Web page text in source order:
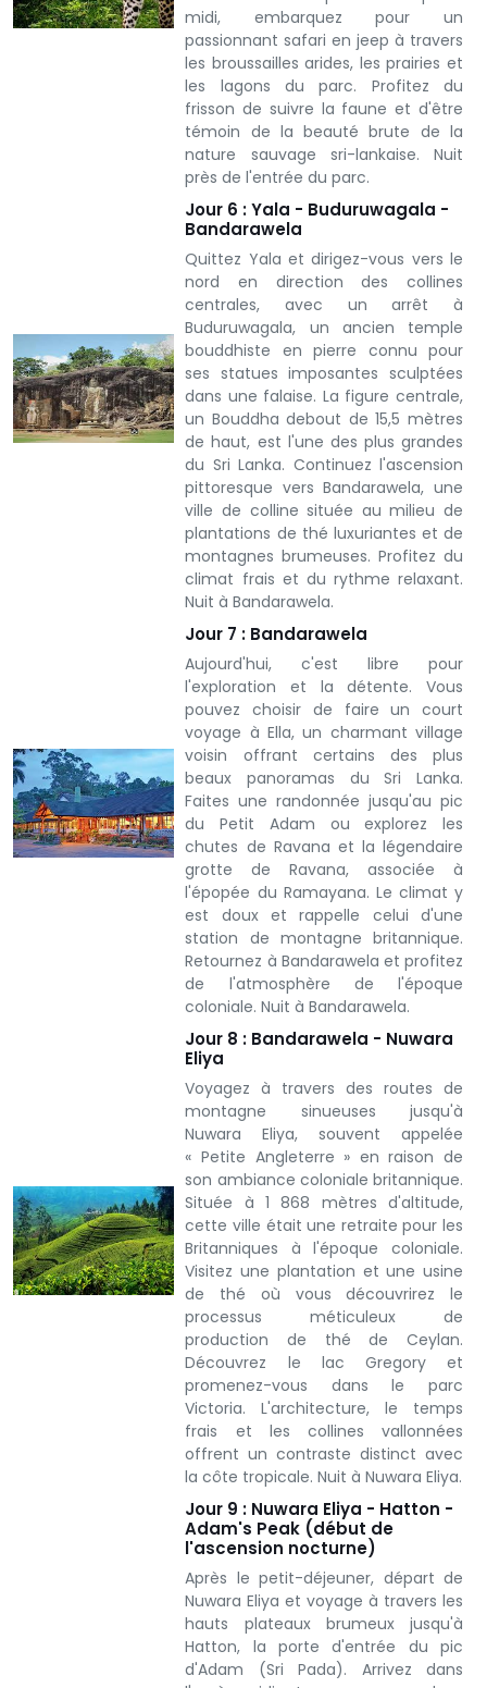
midi, embarquez pour un
passionnant safari en jeep à travers
les broussailles arides, les prairies et
les lagons du parc. Profitez du
frisson de suivre la faune et d'être
témoin de la beauté brute de la
nature sauvage sri-lankaise. Nuit
près de l'entrée du parc.
Jour 6 : Yala - Buduruwagala -
Bandarawela
Quittez Yala et dirigez-vous vers le
nord en direction des collines
centrales, avec un arrêt à
Buduruwagala, un ancien temple
bouddhiste en pierre connu pour
ses statues imposantes sculptées
dans une falaise. La figure centrale,
un Bouddha debout de 15,5 mètres
de haut, est l'une des plus grandes
du Sri Lanka. Continuez l'ascension
pittoresque vers Bandarawela, une
ville de colline située au milieu de
plantations de thé luxuriantes et de
montagnes brumeuses. Profitez du
climat frais et du rythme relaxant.
Nuit à Bandarawela.
Jour 7 : Bandarawela
Aujourd'hui, c'est libre pour
l'exploration et la détente. Vous
pouvez choisir de faire un court
voyage à Ella, un charmant village
voisin offrant certains des plus
beaux panoramas du Sri Lanka.
Faites une randonnée jusqu'au pic
du Petit Adam ou explorez les
chutes de Ravana et la légendaire
grotte de Ravana, associée à
l'épopée du Ramayana. Le climat y
est doux et rappelle celui d'une
station de montagne britannique.
Retournez à Bandarawela et profitez
de l'atmosphère de l'époque
coloniale. Nuit à Bandarawela.
Jour 8 : Bandarawela - Nuwara
Eliya
Voyagez à travers des routes de
montagne sinueuses jusqu'à
Nuwara Eliya, souvent appelée
« Petite Angleterre » en raison de
son ambiance coloniale britannique.
Située à 1 868 mètres d'altitude,
cette ville était une retraite pour les
Britanniques à l'époque coloniale.
Visitez une plantation et une usine
de thé où vous découvrirez le
processus méticuleux de
production de thé de Ceylan.
Découvrez le lac Gregory et
promenez-vous dans le parc
Victoria. L'architecture, le temps
frais et les collines vallonnées
offrent un contraste distinct avec
la côte tropicale. Nuit à Nuwara Eliya.
Jour 9 : Nuwara Eliya - Hatton -
Adam's Peak (début de
l'ascension nocturne)
Après le petit-déjeuner, départ de
Nuwara Eliya et voyage à travers les
hauts plateaux brumeux jusqu'à
Hatton, la porte d'entrée du pic
d'Adam (Sri Pada). Arrivez dans